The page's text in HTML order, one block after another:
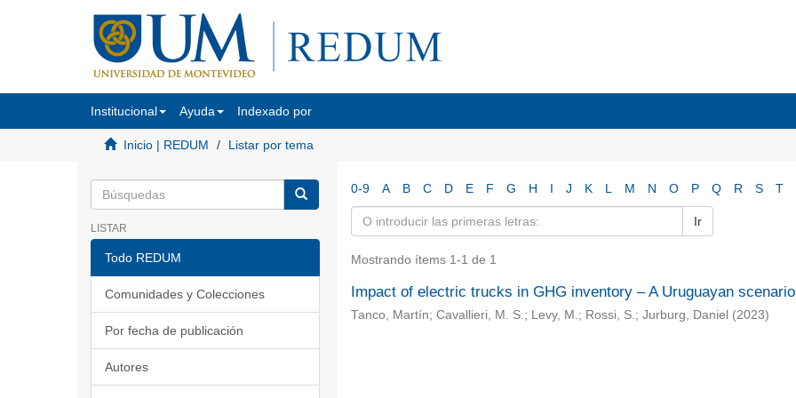
Institucional Ayuda Indexado por
Inicio | REDUM Listar por tema
LISTAR
Todo REDUM
Comunidades y Colecciones
Por fecha de publicación
Autores
0-9 A B C D E F G H I J K L M N O P Q R S T
Ir
Mostrando ítems 1-1 de 1
Impact of electric trucks in GHG inventory – A Uruguayan
Tanco, Martín; Cavallieri, M. S.; Levy, M.; Rossi, S.; Jurburg, Daniel (2023)